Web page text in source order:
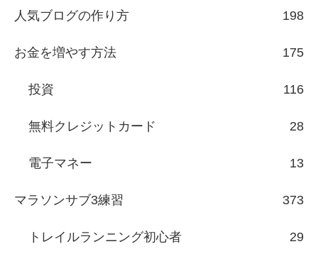
人気ブログの作り方 198
お金を増やす方法 175
投資 116
無料クレジットカード 28
電子マネー 13
マラソンサブ3練習 373
トレイルランニング初心者 29